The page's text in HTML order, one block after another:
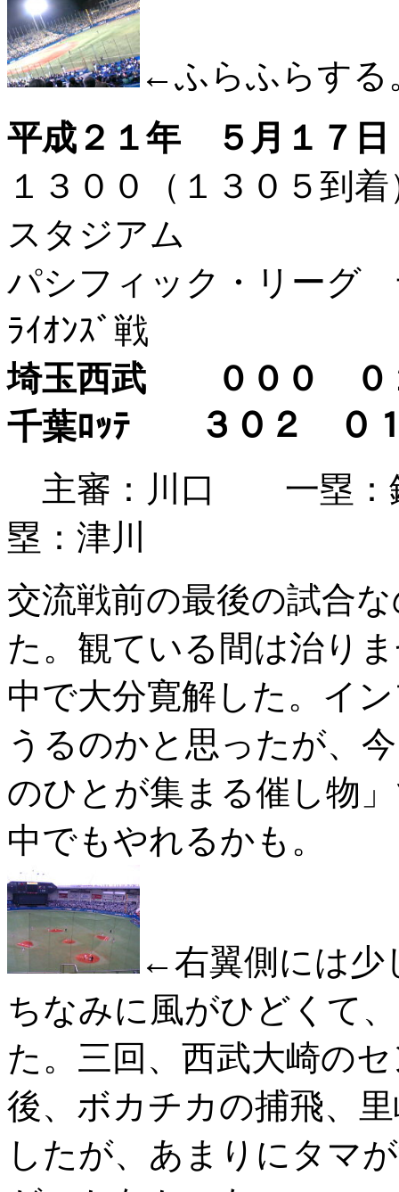
←ふらふらする
平成２１年 ５月１７日
１３００（１３０５
スタジアム
パシフィック・リーグ
ﾗｲｵﾝｽﾞ戦
埼玉西武 ０００
千葉ﾛｯﾃ ３０２
主審：川口 一塁
塁：津川
交流戦前の最後の試合
た。観ている間は治り
中で大分寛解した。イ
うるのかと思ったが、
のひとが集まる催し物
中でもやれるかも。
←右翼側には少
ちなみに風がひどくて
た。三回、西武大崎の
後、ボカチカの捕飛、
したが、あまりにタマ